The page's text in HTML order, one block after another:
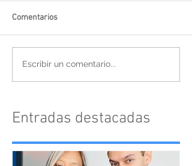
Comentarios
Escribir un comentario...
Entradas destacadas